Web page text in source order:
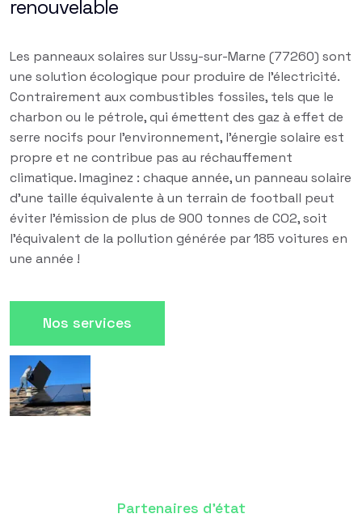
renouvelable
Les panneaux solaires sur Ussy-sur-Marne (77260) sont
une solution écologique pour produire de l'électricité.
Contrairement aux combustibles fossiles, tels que le
charbon ou le pétrole, qui émettent des gaz à effet de
serre nocifs pour l'environnement, l'énergie solaire est
propre et ne contribue pas au réchauffement
climatique. Imaginez : chaque année, un panneau solaire
d'une taille équivalente à un terrain de football peut
éviter l'émission de plus de 900 tonnes de CO2, soit
l'équivalent de la pollution générée par 185 voitures en
une année !
Nos services
Partenaires d'état